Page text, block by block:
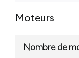
Moteurs
Nombre de